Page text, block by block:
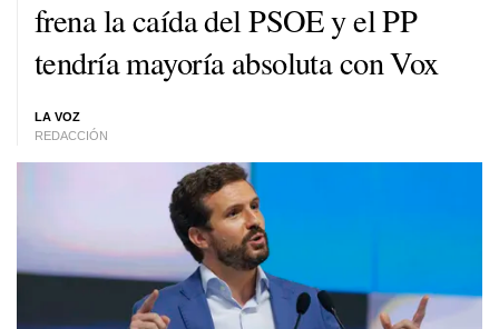
frena la caída del PSOE y el PP
tendría mayoría absoluta con Vox
LA VOZ
REDACCIÓN